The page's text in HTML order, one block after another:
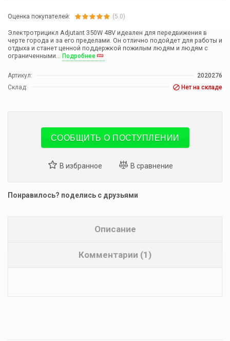
Оценка покупателей: (5.0)
Электротрицикл Adjutant 350W 48V идеален для передвижения в
черте города и за его пределами. Он отлично подойдет для работы и
отдыха и станет ценной поддержкой пожилым людям и людям с
ограниченными... Подробнее
Артикул:
2020276
Склад:
Нет на складе
СООБЩИТЬ О ПОСТУПЛЕНИИ
Понравилось? поделись с друзьями
Описание
Комментарии (1)